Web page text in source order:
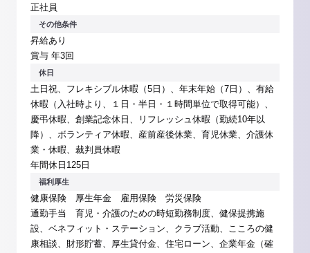
正社員
その他条件
昇給あり
賞与 年3回
休日
土日祝、フレキシブル休暇（5日）、年末年始（7日）、有給
休暇（入社時より、１日・半日・１時間単位で取得可能）、
慶弔休暇、創業記念休日、リフレッシュ休暇（勤続10年以
降）、ボランティア休暇、産前産後休業、育児休業、介護休
業・休暇、裁判員休暇
年間休日125日
福利厚生
健康保険 厚生年金 雇用保険 労災保険
通勤手当 育児・介護のための時短勤務制度、健保提携施
設、ベネフィット・ステーション、クラブ活動、こころの健
康相談、財形貯蓄、厚生貸付金、住宅ローン、企業年金（確